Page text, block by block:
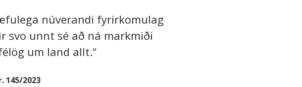
núverandi fyrirkomulag
svo unnt sé að ná markmiði
um land allt.“
145/2023